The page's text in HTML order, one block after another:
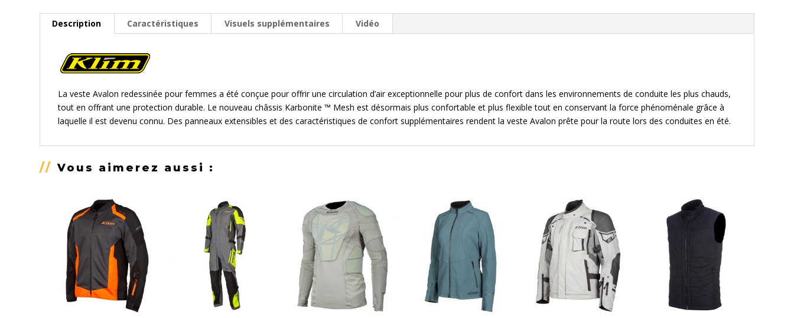
Description Caractéristiques Visuels supplémentaires Vidéo
La veste Avalon redessinée pour femmes a été conçue pour offrir une circulation d’air exceptionnelle pour plus de confort dans les environnements de conduite les plus chauds,
tout en offrant une protection durable. Le nouveau châssis Karbonite ™ Mesh est désormais plus confortable et plus flexible tout en conservant la force phénoménale grâce à
laquelle il est devenu connu. Des panneaux extensibles et des caractéristiques de confort supplémentaires rendent la veste Avalon prête pour la route lors des conduites en été.
//Vous aimerez aussi :